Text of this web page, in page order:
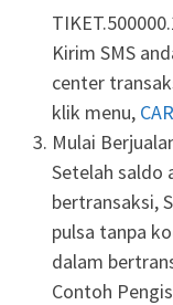
Kirim SMS
center
klik menu,
Mulai
Setelah saldo
bertransaksi,
pulsa tanpa
dalam
Contoh